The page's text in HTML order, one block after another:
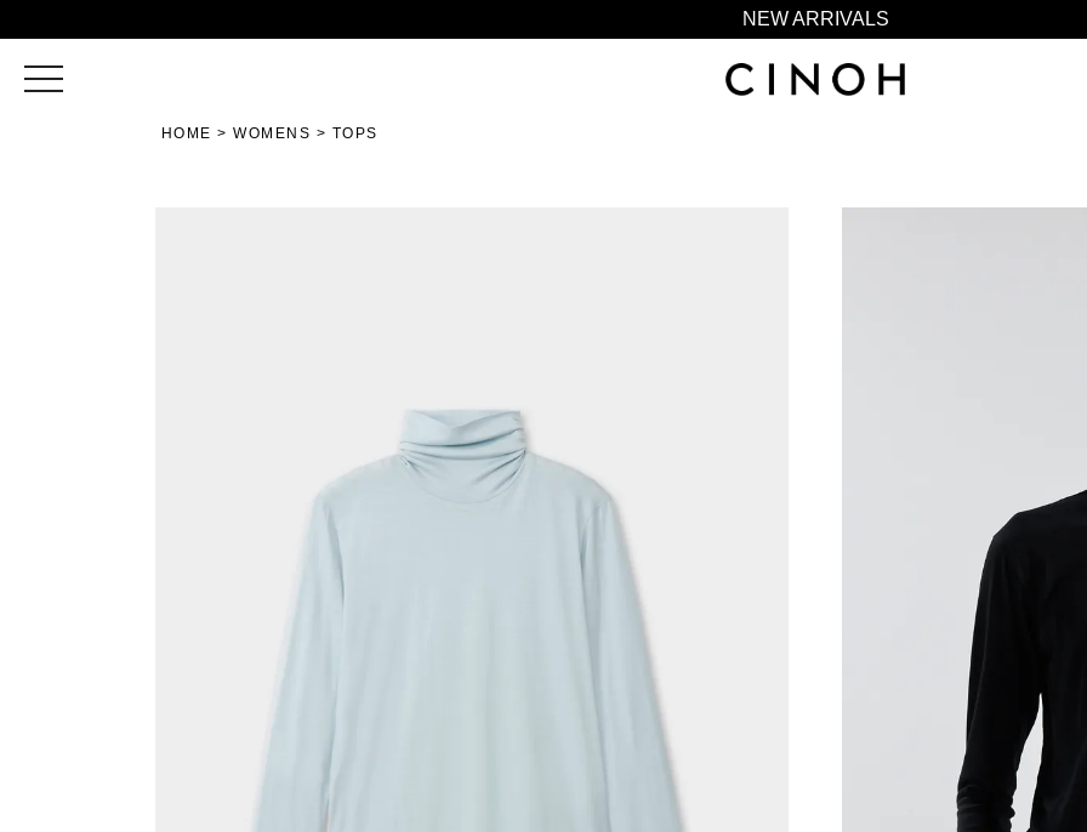
NEW ARRIVALS
ニュースレター登録で¥1,000クーポン進呈
新規会員登録500ポイントプレゼント
toggle
HOME WOMENS TOPS